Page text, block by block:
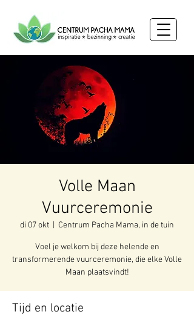
Volle Maan
Vuurceremonie
di 07 okt Centrum Pacha Mama, in de tuin
Voel je welkom bij deze helende en
transformerende vuurceremonie, die elke Volle
Maan plaatsvindt!
Tijd en locatie